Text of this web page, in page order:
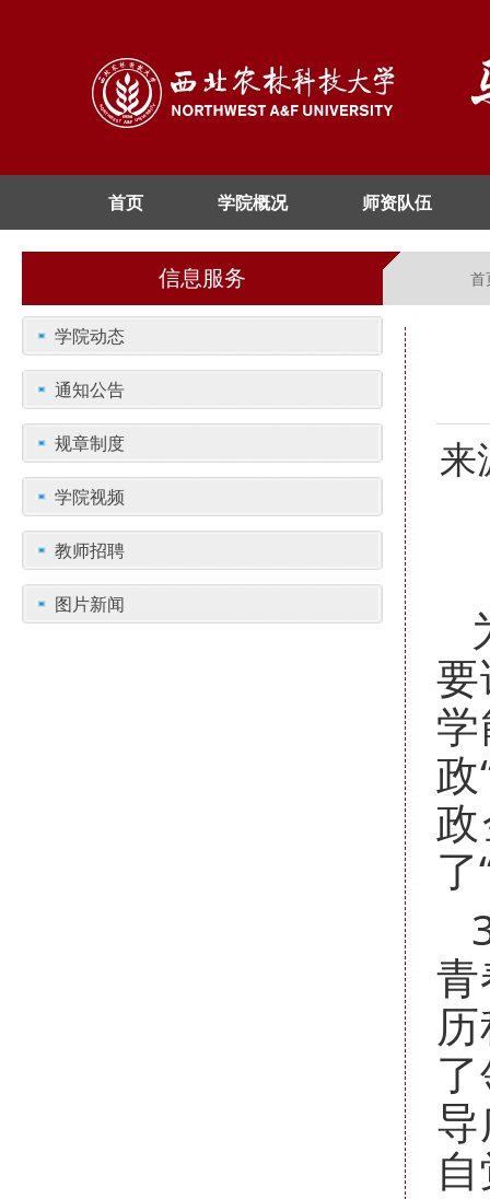
首页 学院概况 师资队伍
信息服务 首
学院动态
通知公告
规章制度
学院视频
教师招聘
图片新闻
来